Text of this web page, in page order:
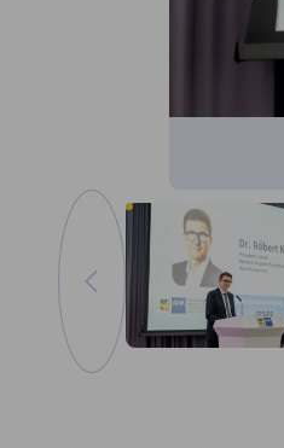
zum vorherigen Bild